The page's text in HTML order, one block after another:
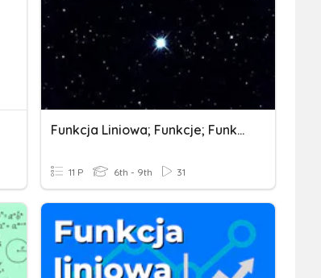
Funkcja Liniowa; Funkcje; Funkcja Kwadratowa
11 P 6th - 9th 31